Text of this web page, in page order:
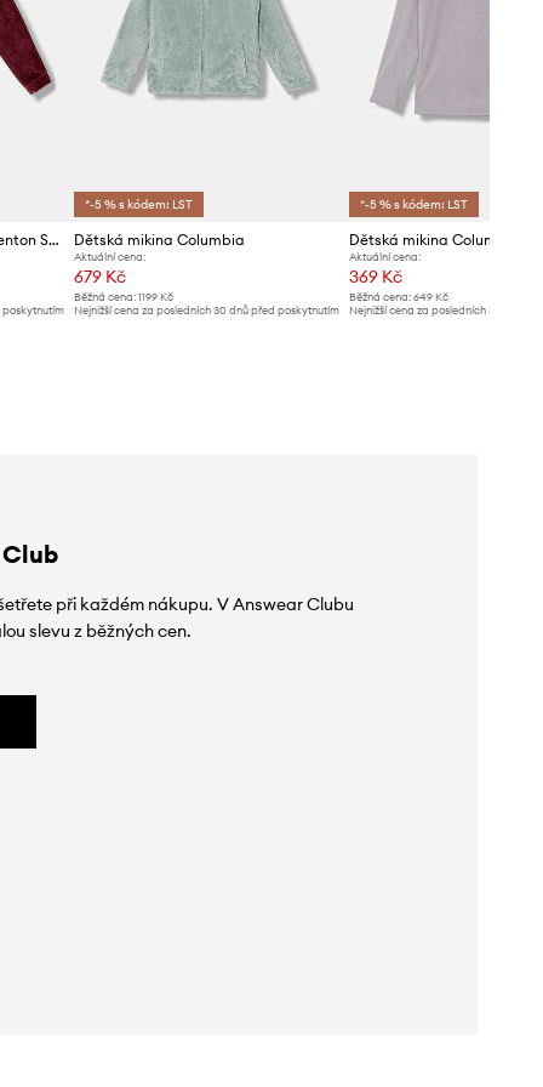
Fleecová mikina Columbia Benton Springs
poskytnutím
*-5 % s kódem: LST
Dětská mikina Columbia
Aktuální cena:
679 Kč
Běžná cena:1199 Kč
Nejnižší cena za posledních 30 dnů před poskytnutím
*-5 % s kódem: LST
Dětská mikina Columbia
Aktuální cena:
369 Kč
Běžná cena: 649 Kč
Nejnižší cena za posledních 30 dnů
při každém nákupu. V Answear Clubu
slevu z běžných cen.